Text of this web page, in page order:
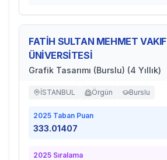
FATİH SULTAN MEHMET VAKIF
ÜNİVERSİTESİ
Grafik Tasarımı (Burslu) (4 Yıllık)
İSTANBUL Örgün Burslu
2025 Taban Puan
333.01407
2025 Sıralama